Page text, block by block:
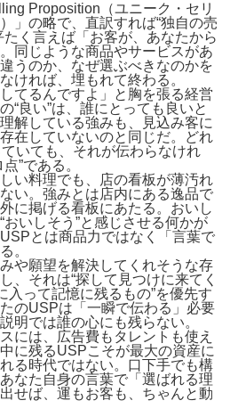
Proposition（ユニーク・セリ
」の略で、直訳すれば“独自の売
たく言えば「お客が、あなたから
同じような商品やサービスがあ
うのか、なぜ選ぶべきなのかを
ければ、埋もれて終わる。
てるんですよ」と胸を張る経営
“良い”は、誰にとっても良いと
解している強みも、見込み客に
在していないのと同じだ。どれ
いても、それが伝わらなけれ
”である。
い料理でも、店の看板が薄汚れ
い。強みとは店内にある逸品で
に掲げる看板にあたる。おいし
おいしそう”と感じさせる何かが
とは商品力ではなく「言葉で
。
や願望を解決してくれそうな存
、それは“探して見つけに来てく
入って記憶に残るもの”を優先す
のUSPは「一瞬で伝わる」必要
明では誰の心にも残らない。
には、広告費もタレントも使え
に残るUSPこそが最大の資産に
る時代ではない。口下手でも構
なた自身の言葉で「選ばれる理
せば、運もお客も、ちゃんと動